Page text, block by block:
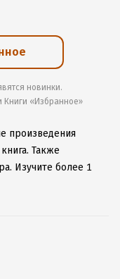
новинки.
Книги «Избранное»
произведения
Также
Изучите более 1
даже без